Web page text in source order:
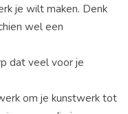
je wilt maken. Denk
wel een
dat veel voor je
om je kunstwerk tot